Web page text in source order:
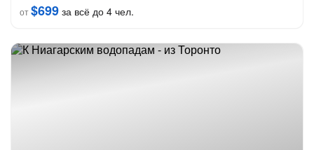
от$699 за всё до 4 чел.